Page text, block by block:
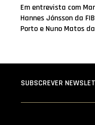
Em entrevista com
Hannes Jónsson da
Porto e Nuno Matos
SUBSCREVER